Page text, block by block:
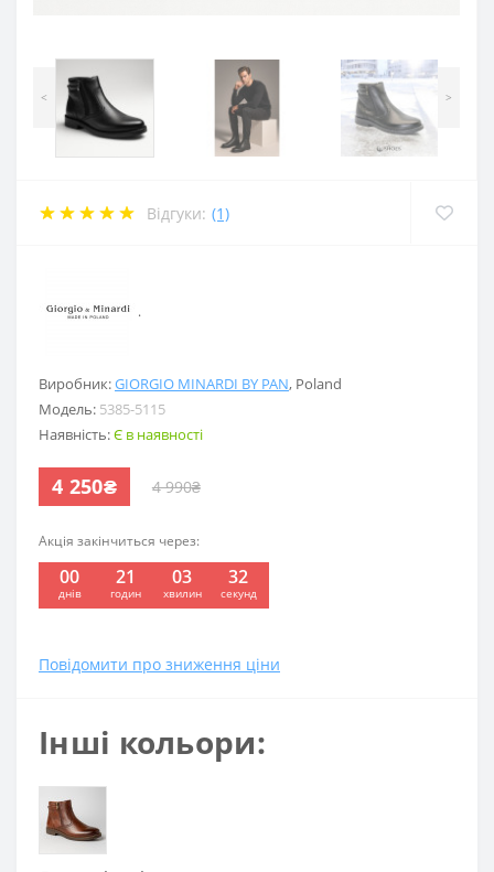
< >
Відгуки: (1)
Виробник:GIORGIO MINARDI BY PAN, Poland
Модель: 5385-5115
Наявність:Є в наявності
4 250₴ 4 990₴
Акція закінчиться через:
00
днів
21
годин
03
хвилин
31
секунд
Повідомити про зниження ціни
.
Інші кольори: